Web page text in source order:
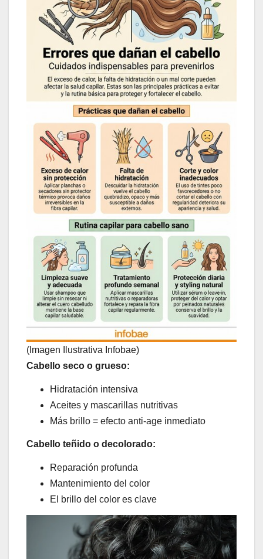
(Imagen Ilustrativa Infobae)
Cabello seco o grueso:
Hidratación intensiva
Aceites y mascarillas nutritivas
Más brillo = efecto anti-age inmediato
Cabello teñido o decolorado:
Reparación profunda
Mantenimiento del color
El brillo del color es clave